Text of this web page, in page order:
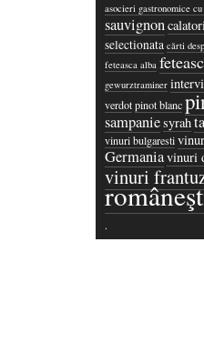
asocieri gastronomice
sauvignon
selectionata cărti
feteasca alba
gewurztraminer
verdotpinot blanc
sampaniesyrah
vinuri bulgaresti
Germaniavinuri
vinuri
·